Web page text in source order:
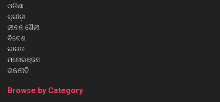
ଓଡିଶା
କ୍ରୀଡ଼ା
ଜୀବନ ଶୈଳୀ
ବିଦେଶ
ଭାରତ
ମନୋରଞ୍ଜନ
ରାଜନୀତି
Browse by Category